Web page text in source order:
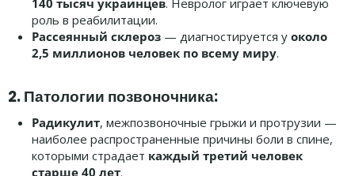
роль в реабилитации.
Рассеянный склероз — диагностируется у около
2,5 миллионов человек по всему миру.
2. Патологии позвоночника:
Радикулит, межпозвоночные грыжи и протрузии —
наиболее распространенные причины боли в спине,
которыми страдает каждый третий человек
старше 40 лет.